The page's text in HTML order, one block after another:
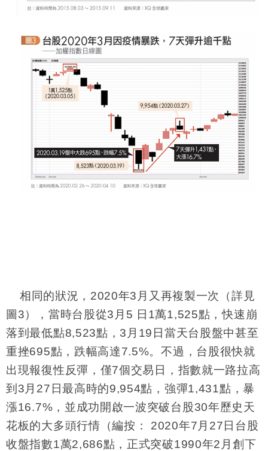
相同的狀況，2020年3月又再複製一次（詳見
圖3），當時台股從3月5 日1萬1,525點，快速崩
落到最低點8,523點，3月19日當天台股盤中甚至
重挫695點，跌幅高達7.5%。不過，台股很快就
出現報復性反彈，僅7個交易日，指數就一路拉高
到3月27日最高時的9,954點，強彈1,431點，暴
漲16.7%，並成功開啟一波突破台股30年歷史天
花板的大多頭行情（編按： 2020年7月27日台股
收盤指數1萬2,686點，正式突破1990年2月創下